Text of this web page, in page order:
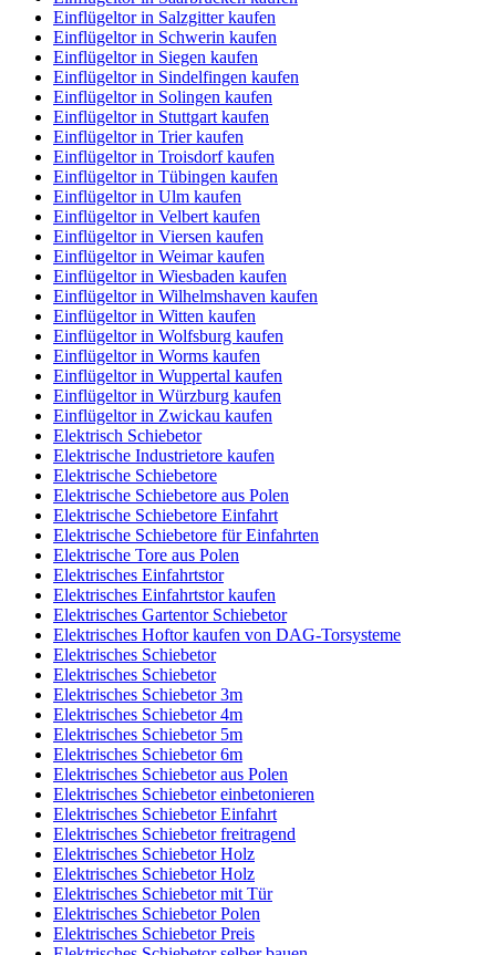
Einflügeltor in Salzgitter kaufen
Einflügeltor in Schwerin kaufen
Einflügeltor in Siegen kaufen
Einflügeltor in Sindelfingen kaufen
Einflügeltor in Solingen kaufen
Einflügeltor in Stuttgart kaufen
Einflügeltor in Trier kaufen
Einflügeltor in Troisdorf kaufen
Einflügeltor in Tübingen kaufen
Einflügeltor in Ulm kaufen
Einflügeltor in Velbert kaufen
Einflügeltor in Viersen kaufen
Einflügeltor in Weimar kaufen
Einflügeltor in Wiesbaden kaufen
Einflügeltor in Wilhelmshaven kaufen
Einflügeltor in Witten kaufen
Einflügeltor in Wolfsburg kaufen
Einflügeltor in Worms kaufen
Einflügeltor in Wuppertal kaufen
Einflügeltor in Würzburg kaufen
Einflügeltor in Zwickau kaufen
Elektrisch Schiebetor
Elektrische Industrietore kaufen
Elektrische Schiebetore
Elektrische Schiebetore aus Polen
Elektrische Schiebetore Einfahrt
Elektrische Schiebetore für Einfahrten
Elektrische Tore aus Polen
Elektrisches Einfahrtstor
Elektrisches Einfahrtstor kaufen
Elektrisches Gartentor Schiebetor
Elektrisches Hoftor kaufen von DAG-Torsysteme
Elektrisches Schiebetor
Elektrisches Schiebetor
Elektrisches Schiebetor 3m
Elektrisches Schiebetor 4m
Elektrisches Schiebetor 5m
Elektrisches Schiebetor 6m
Elektrisches Schiebetor aus Polen
Elektrisches Schiebetor einbetonieren
Elektrisches Schiebetor Einfahrt
Elektrisches Schiebetor freitragend
Elektrisches Schiebetor Holz
Elektrisches Schiebetor Holz
Elektrisches Schiebetor mit Tür
Elektrisches Schiebetor Polen
Elektrisches Schiebetor Preis